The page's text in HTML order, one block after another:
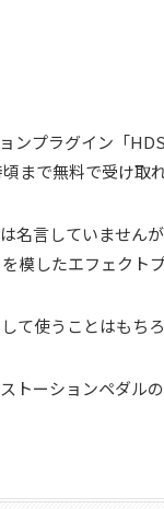
ンプラグイン「
まで無料で受け取れ
名言していません
模したエフェクト
て使うことはもち
トーションペダル